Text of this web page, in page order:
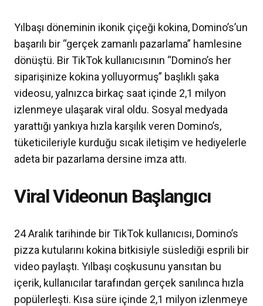
Yılbaşı döneminin ikonik çiçeği kokina, Domino’s’un
başarılı bir “gerçek zamanlı pazarlama” hamlesine
dönüştü. Bir TikTok kullanıcısının “Domino’s her
siparişinize kokina yolluyormuş” başlıklı şaka
videosu, yalnızca birkaç saat içinde 2,1 milyon
izlenmeye ulaşarak viral oldu. Sosyal medyada
yarattığı yankıya hızla karşılık veren Domino’s,
tüketicileriyle kurduğu sıcak iletişim ve hediyelerle
adeta bir pazarlama dersine imza attı.
Viral Videonun Başlangıcı
24 Aralık tarihinde bir TikTok kullanıcısı, Domino’s
pizza kutularını kokina bitkisiyle süslediği esprili bir
video paylaştı. Yılbaşı coşkusunu yansıtan bu
içerik, kullanıcılar tarafından gerçek sanılınca hızla
popülerleşti. Kısa süre içinde 2,1 milyon izlenmeye